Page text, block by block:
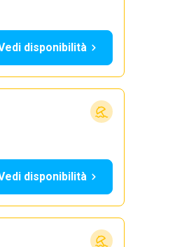
disponibilità
disponibilità